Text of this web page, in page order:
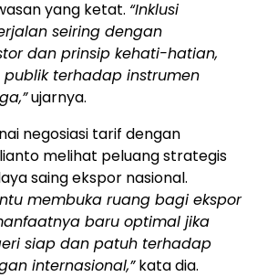
yang ketat. “Inklusi
seiring dengan
dan prinsip kehati-hatian,
terhadap instrumen
ujarnya.
negosiasi tarif dengan
melihat peluang strategis
saing ekspor nasional.
membuka ruang bagi ekspor
baru optimal jika
siap dan patuh terhadap
internasional,”kata dia.